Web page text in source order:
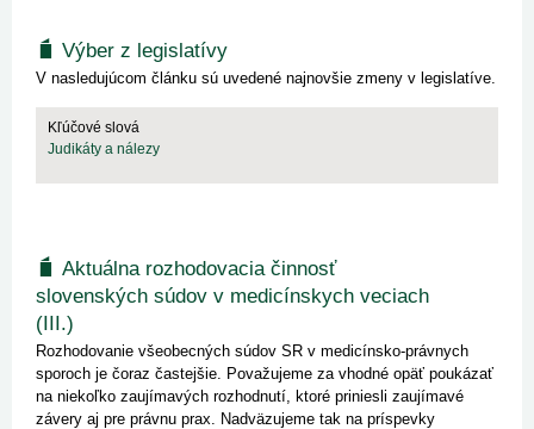
Výber z legislatívy
V nasledujúcom článku sú uvedené najnovšie zmeny v legislatíve.
Kľúčové slová
Judikáty a nálezy
Aktuálna rozhodovacia činnosť
slovenských súdov v medicínskych veciach
(III.)
Rozhodovanie všeobecných súdov SR v medicínsko-právnych
sporoch je čoraz častejšie. Považujeme za vhodné opäť poukázať
na niekoľko zaujímavých rozhodnutí, ktoré priniesli zaujímavé
závery aj pre právnu prax. Nadväzujeme tak na príspevky